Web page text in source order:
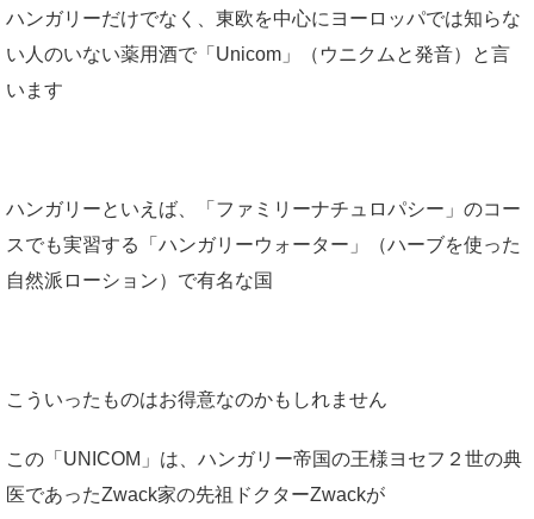
ハンガリーだけでなく、東欧を中心にヨーロッパでは知らな
い人のいない薬用酒で「Unicom」（ウニクムと発音）と言
います
ハンガリーといえば、「ファミリーナチュロパシー」のコー
スでも実習する「ハンガリーウォーター」（ハーブを使った
自然派ローション）で有名な国
こういったものはお得意なのかもしれません
この「UNICOM」は、ハンガリー帝国の王様ヨセフ２世の典
医であったZwack家の先祖ドクターZwackが